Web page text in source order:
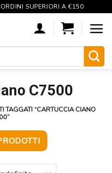
SUPERIORI A €150
C7500
TAGGATI “CARTUCCIA CIANO